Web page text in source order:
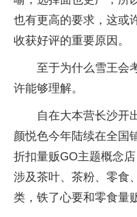
也有更高的要求，这或
收获好评的重要原因。
至于为什么雪王会
许能够理解。
自在大本营长沙开
颜悦色今年陆续在全国
折扣量贩GO主题概念
涉及茶叶、茶粉、零食
类，铁了心要和零食量